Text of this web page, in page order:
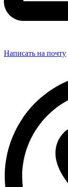
Написать на почту